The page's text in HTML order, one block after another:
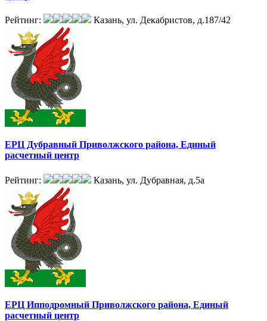
Рейтинг: Казань, ул. Декабристов, д.187/42
ЕРЦ Дубравный Приволжского района, Единый
расчетный центр
Рейтинг: Казань, ул. Дубравная, д.5а
ЕРЦ Ипподромный Приволжского района, Единый
расчетный центр